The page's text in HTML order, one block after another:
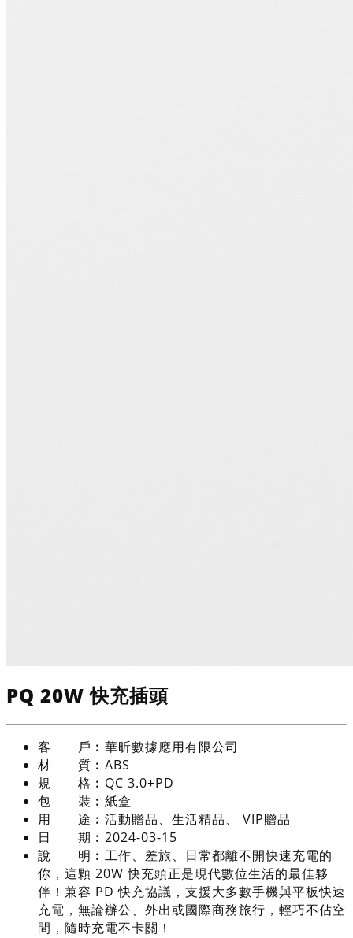
PQ 20W 快充插頭
客 戶︰ 華昕數據應用有限公司
材 質︰ ABS
規 格︰ QC 3.0+PD
包 裝︰ 紙盒
用 途︰ 活動贈品、生活精品、 VIP贈品
日 期︰ 2024-03-15
說 明︰ 工作、差旅、日常都離不開快速充電的
你，這顆 20W 快充頭正是現代數位生活的最佳夥
伴！兼容 PD 快充協議，支援大多數手機與平板快速
充電，無論辦公、外出或國際商務旅行，輕巧不佔空
間，隨時充電不卡關！